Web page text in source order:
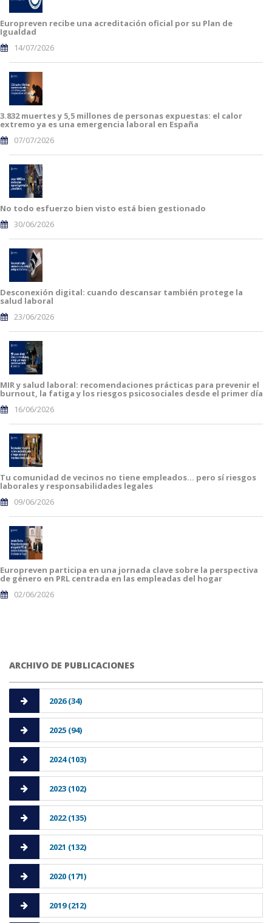
Europreven recibe una acreditación oficial por su Plan de
Igualdad
14/07/2026
3.832 muertes y 5,5 millones de personas expuestas: el calor
extremo ya es una emergencia laboral en España
07/07/2026
No todo esfuerzo bien visto está bien gestionado
30/06/2026
Desconexión digital: cuando descansar también protege la
salud laboral
23/06/2026
MIR y salud laboral: recomendaciones prácticas para prevenir el
burnout, la fatiga y los riesgos psicosociales desde el primer día
16/06/2026
Tu comunidad de vecinos no tiene empleados… pero sí riesgos
laborales y responsabilidades legales
09/06/2026
Europreven participa en una jornada clave sobre la perspectiva
de género en PRL centrada en las empleadas del hogar
02/06/2026
ARCHIVO DE PUBLICACIONES
2026 (34)
2025 (94)
2024 (103)
2023 (102)
2022 (135)
2021 (132)
2020 (171)
2019 (212)